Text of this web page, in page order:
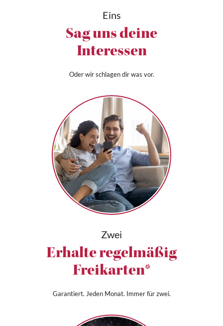
Eins
Sag uns deine
Interessen
Oder wir schlagen dir was vor.
Zwei
Erhalte regelmäßig
Freikarten*
Garantiert. Jeden Monat. Immer für zwei.